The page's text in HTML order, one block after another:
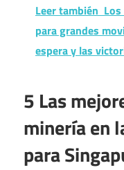
Leer también
para grandes
espera y las
5 Las
minería en
para